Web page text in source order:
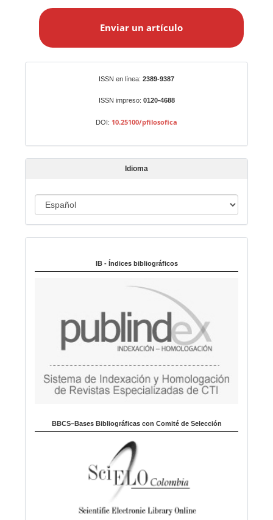
a
t
í
o
Enviar un artículo
ISSN en línea: 2389-9387
ISSN impreso: 0120-4688
DOI: 10.25100/pfilosofica
Idioma
d
m
IB - Índices bibliográficos
BBCS–Bases Bibliográficas con Comité de Selección